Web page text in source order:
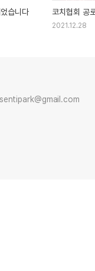
습니다 코치협회 공
2021.12.28
sentipark@gmail.com